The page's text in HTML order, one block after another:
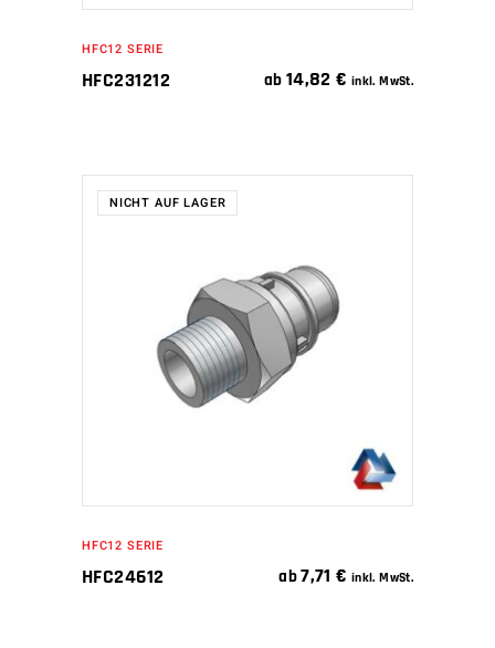
HFC12 SERIE
HFC231212 ab 14,82€ inkl. MwSt.
NICHT AUF LAGER
WEITERLESEN
HFC12 SERIE
HFC24612 ab7,71€ inkl. MwSt.